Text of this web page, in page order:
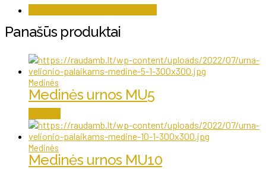
Panašūs produktai
Medinės
Medinės urnos MU5
Medinės
Medinės urnos MU10